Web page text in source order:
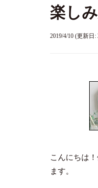
楽し
2019/4/10 (更新日:
こんにちは
ます。